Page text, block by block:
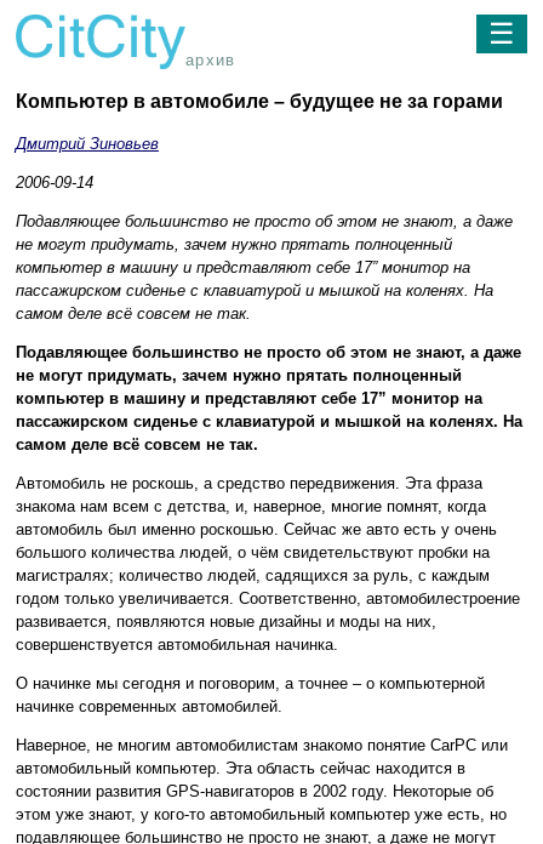
архив
☰
Компьютер в автомобиле – будущее не за горами
Дмитрий Зиновьев
2006-09-14
Подавляющее большинство не просто об этом не знают, а даже
не могут придумать, зачем нужно прятать полноценный
компьютер в машину и представляют себе 17” монитор на
пассажирском сиденье с клавиатурой и мышкой на коленях. На
самом деле всё совсем не так.
Подавляющее большинство не просто об этом не знают, а даже
не могут придумать, зачем нужно прятать полноценный
компьютер в машину и представляют себе 17” монитор на
пассажирском сиденье с клавиатурой и мышкой на коленях. На
самом деле всё совсем не так.
Автомобиль не роскошь, а средство передвижения. Эта фраза
знакома нам всем с детства, и, наверное, многие помнят, когда
автомобиль был именно роскошью. Сейчас же авто есть у очень
большого количества людей, о чём свидетельствуют пробки на
магистралях; количество людей, садящихся за руль, с каждым
годом только увеличивается. Соответственно, автомобилестроение
развивается, появляются новые дизайны и моды на них,
совершенствуется автомобильная начинка.
О начинке мы сегодня и поговорим, а точнее – о компьютерной
начинке современных автомобилей.
Наверное, не многим автомобилистам знакомо понятие CarPC или
автомобильный компьютер. Эта область сейчас находится в
состоянии развития GPS-навигаторов в 2002 году. Некоторые об
этом уже знают, у кого-то автомобильный компьютер уже есть, но
подавляющее большинство не просто не знают, а даже не могут